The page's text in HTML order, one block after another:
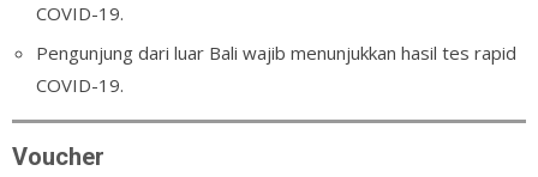
COVID-19.
Pengunjung dari luar Bali wajib menunjukkan hasil tes rapid
COVID-19.
Voucher